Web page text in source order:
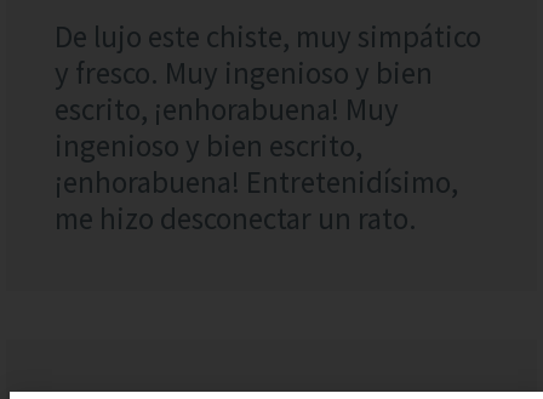
De lujo este chiste, muy simpático
y fresco. Muy ingenioso y bien
escrito, ¡enhorabuena! Muy
ingenioso y bien escrito,
¡enhorabuena! Entretenidísimo,
me hizo desconectar un rato.